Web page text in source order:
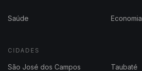
Saúde Economia
CIDADES
São José dos Campos Taubaté